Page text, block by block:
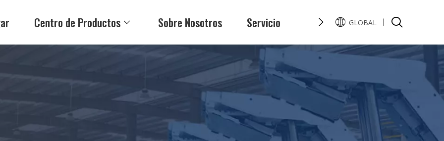
Centro de Productos Sobre Nosotros Servicio Honor Preguntas y
GLOBAL
Pусский